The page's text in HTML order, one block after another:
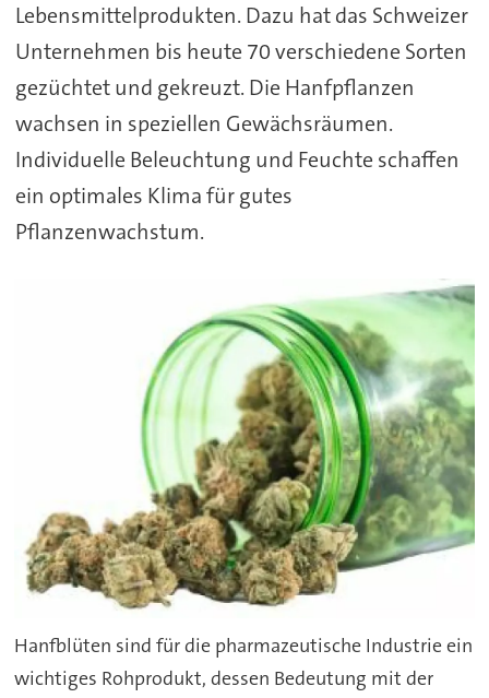
Lebensmittelprodukten. Dazu hat das Schweizer
Unternehmen bis heute 70 verschiedene Sorten
gezüchtet und gekreuzt. Die Hanfpflanzen
wachsen in speziellen Gewächsräumen.
Individuelle Beleuchtung und Feuchte schaffen
ein optimales Klima für gutes
Pflanzenwachstum.
Hanfblüten sind für die pharmazeutische Industrie ein
wichtiges Rohprodukt, dessen Bedeutung mit der